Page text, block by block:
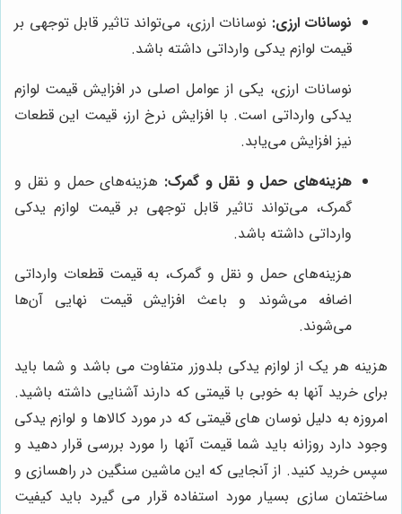
نوسانات ارزی: نوسانات ارزی، می‌تواند تاثیر قابل توجهی بر
قیمت لوازم یدکی وارداتی داشته باشد.
نوسانات ارزی، یکی از عوامل اصلی در افزایش قیمت لوازم
یدکی وارداتی است. با افزایش نرخ ارز، قیمت این قطعات
نیز افزایش می‌یابد.
هزینه‌های حمل و نقل و گمرک: هزینه‌های حمل و نقل و
گمرک، می‌تواند تاثیر قابل توجهی بر قیمت لوازم یدکی
وارداتی داشته باشد.
هزینه‌های حمل و نقل و گمرک، به قیمت قطعات وارداتی
اضافه می‌شوند و باعث افزایش قیمت نهایی آن‌ها
می‌شوند.
هزینه هر یک از لوازم یدکی بلدوزر متفاوت می باشد و شما باید
برای خرید آنها به خوبی با قیمتی که دارند آشنایی داشته باشید.
امروزه به دلیل نوسان های قیمتی که در مورد کالاها و لوازم یدکی
وجود دارد روزانه باید شما قیمت آنها را مورد بررسی قرار دهید و
سپس خرید کنید. از آنجایی که این ماشین سنگین در راهسازی و
ساختمان سازی بسیار مورد استفاده قرار می گیرد باید کیفیت